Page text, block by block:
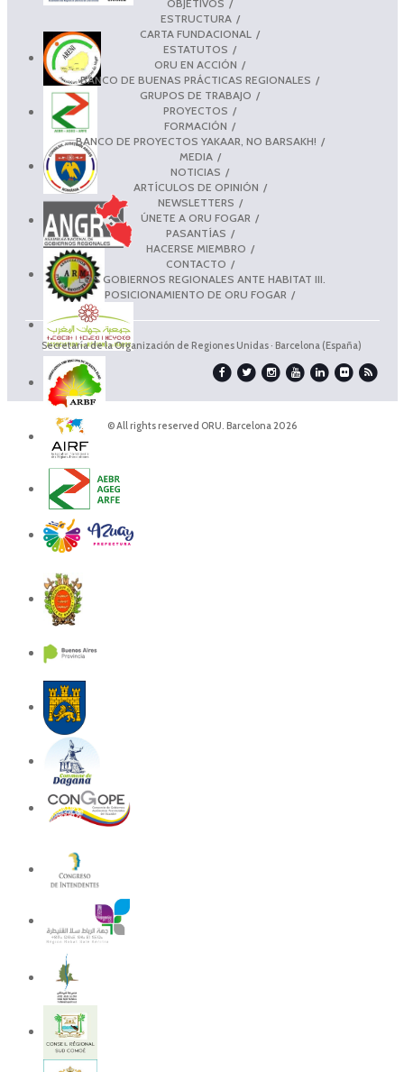
OBJETIVOS
ESTRUCTURA
CARTA FUNDACIONAL
ESTATUTOS
ORU EN ACCIÓN
BANCO DE BUENAS PRÁCTICAS REGIONALES
GRUPOS DE TRABAJO
PROYECTOS
FORMACIÓN
BANCO DE PROYECTOS YAKAAR, NO BARSAKH!
MEDIA
NOTICIAS
ARTÍCULOS DE OPINIÓN
NEWSLETTERS
ÚNETE A ORU FOGAR
PASANTÍAS
HACERSE MIEMBRO
CONTACTO
LOS GOBIERNOS REGIONALES ANTE HABITAT III.
POSICIONAMIENTO DE ORU FOGAR
Secretaría de la Organización de Regiones Unidas · Barcelona (España)
© All rights reserved ORU. Barcelona 2026